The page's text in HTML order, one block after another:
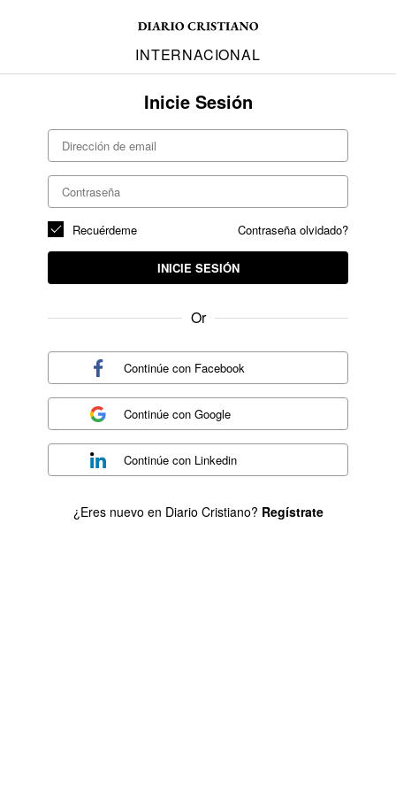
INTERNACIONAL
Inicie Sesión
Contraseña olvidado?
Recuérdeme
INICIE SESIÓN
Or
Continúe con Facebook
Continúe conGoogle
Continúe con Linkedin
¿Eres nuevo en Diario Cristiano? Regístrate